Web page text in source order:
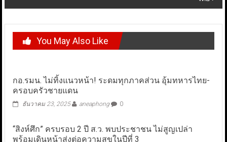
You May Also Like
กอ.รมน. ไม่ทิ้งแนวหน้า! ระดมทุกภาคส่วน อุ้มทหารไทย-
ครอบครัวชายแดน
ธันวาคม 23, 2025 aneaphong 0
“สิงห์ศึก” ครบรอบ 2 ปี ส.ว. พบประชาชน ไม่สูญเปล่า
พร้อมเดินหน้าส่งต่อความสุขในปีที่ 3